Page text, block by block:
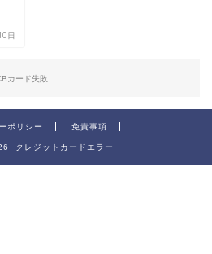
日
カード失敗
ポリシー 免責事項
クレジットカードエラー